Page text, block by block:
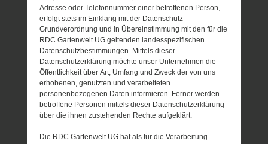
Adresse oder Telefonnummer einer betroffenen Person,
erfolgt stets im Einklang mit der Datenschutz-
Grundverordnung und in Übereinstimmung mit den für die
RDC Gartenwelt UG geltenden landesspezifischen
Datenschutzbestimmungen. Mittels dieser
Datenschutzerklärung möchte unser Unternehmen die
Öffentlichkeit über Art, Umfang und Zweck der von uns
erhobenen, genutzten und verarbeiteten
personenbezogenen Daten informieren. Ferner werden
betroffene Personen mittels dieser Datenschutzerklärung
über die ihnen zustehenden Rechte aufgeklärt.
Die RDC Gartenwelt UG hat als für die Verarbeitung